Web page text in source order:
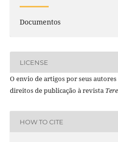
Documentos
LICENSE
O envio de artigos por seus autores
direitos de publicação à revista
HOW TO CITE